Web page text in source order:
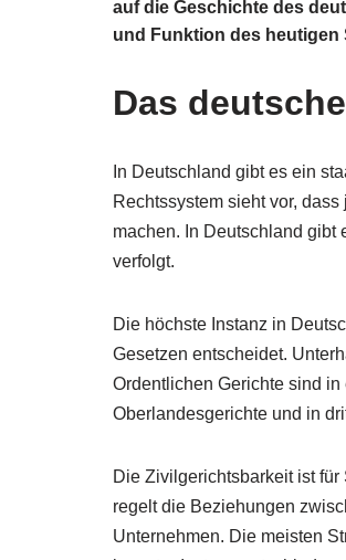
auf die Geschichte des
und Funktion des heutigen
Das
In Deutschland gibt es ein
Rechtssystem sieht vor,
machen. In Deutschland gibt
verfolgt.
Die höchste Instanz in
Gesetzen entscheidet.
Ordentlichen Gerichte sind
Oberlandesgerichte und in
Die Zivilgerichtsbarkeit ist
regelt die Beziehungen
Unternehmen. Die meisten